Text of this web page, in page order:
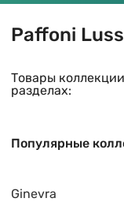
Paffoni
Товары
разделах:
Популярные
Ginevra